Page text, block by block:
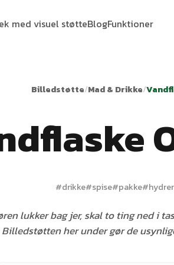
med visuel støtteBlogFunktioner
Billedstøtte/Mad & Drikke/
#drikke#spise#pakke#
lukker bag jer, skal to ting ned i
Billedstøtten her under gør de